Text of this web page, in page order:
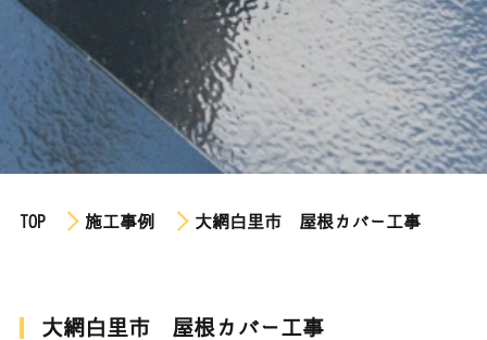
TOP 施工事例 大網白里市 屋根カバー工事
大網白里市 屋根カバー工事